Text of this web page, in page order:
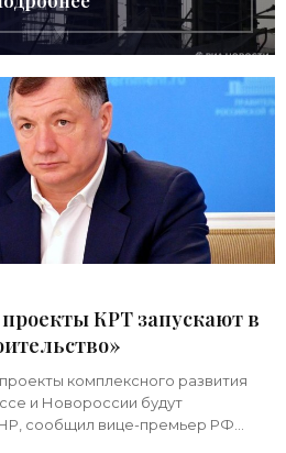
КРТ запускают в
комплексного развития
и Новороссии будут
сообщил вице-премьер РФ